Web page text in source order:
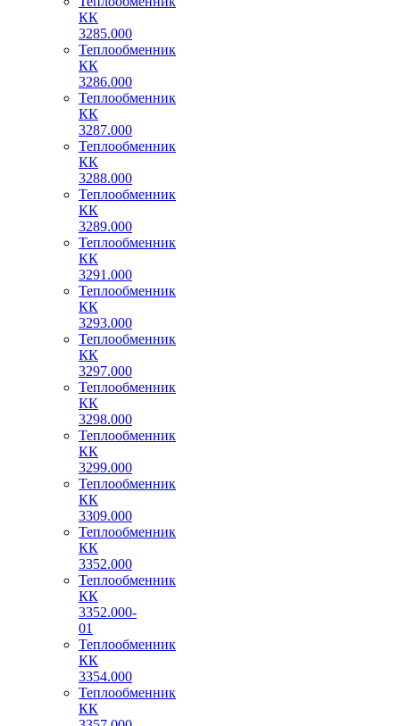
КК
3285.000
Теплообменник
КК
3286.000
Теплообменник
КК
3287.000
Теплообменник
КК
3288.000
Теплообменник
КК
3289.000
Теплообменник
КК
3291.000
Теплообменник
КК
3293.000
Теплообменник
КК
3297.000
Теплообменник
КК
3298.000
Теплообменник
КК
3299.000
Теплообменник
КК
3309.000
Теплообменник
КК
3352.000
Теплообменник
КК
3352.000-
01
Теплообменник
КК
3354.000
Теплообменник
КК